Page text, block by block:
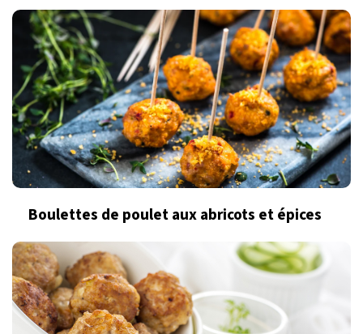
Boulettes de poulet aux abricots et épices